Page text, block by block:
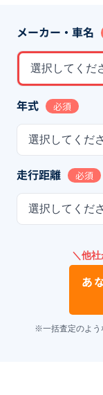
メーカー・車名
選択してくだ
年式 必須
選択してくだ
走行距離 必須
選択してくだ
＼他
あ
※一括査定のよう